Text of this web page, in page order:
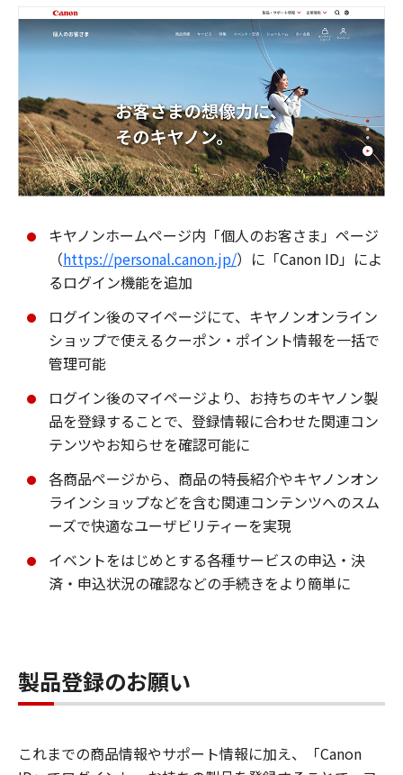
キヤノンホームページ内「個人のお客さま」ページ
（https://personal.canon.jp/）に「Canon ID」によ
るログイン機能を追加
ログイン後のマイページにて、キヤノンオンライン
ショップで使えるクーポン・ポイント情報を一括で
管理可能
ログイン後のマイページより、お持ちのキヤノン製
品を登録することで、登録情報に合わせた関連コン
テンツやお知らせを確認可能に
各商品ページから、商品の特長紹介やキヤノンオン
ラインショップなどを含む関連コンテンツへのスム
ーズで快適なユーザビリティーを実現
イベントをはじめとする各種サービスの申込・決
済・申込状況の確認などの手続きをより簡単に
製品登録のお願い
これまでの商品情報やサポート情報に加え、「Canon